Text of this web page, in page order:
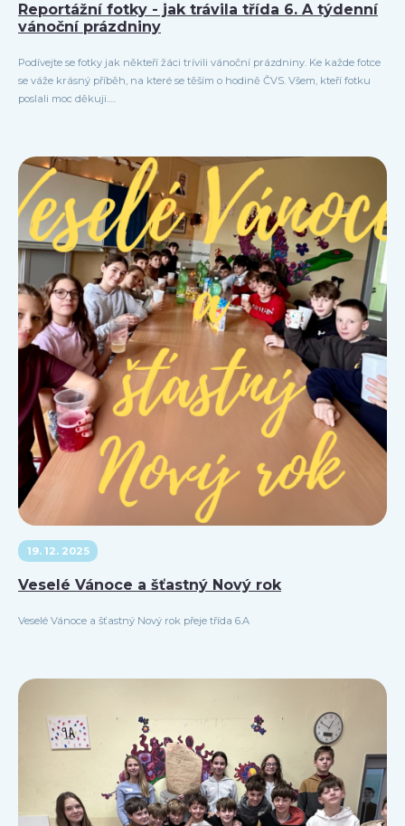
Reportážní fotky - jak trávila třída 6. A týdenní
vánoční prázdniny
Podívejte se fotky jak někteří žáci trívili vánoční prázdniny. Ke každe fotce
se váže krásný příběh, na které se těším o hodině ČVS. Všem, kteří fotku
poslali moc děkuji.....
19. 12. 2025
Veselé Vánoce a šťastný Nový rok
Veselé Vánoce a šťastný Nový rok přeje třída 6.A